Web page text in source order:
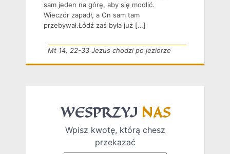
sam jeden na górę, aby się modlić.
Wieczór zapadł, a On sam tam
przebywał.Łódź zaś była już […]
Mt 14, 22-33 Jezus chodzi po jeziorze
WESPRZYJ NAS
Wpisz kwotę, którą chesz
przekazać